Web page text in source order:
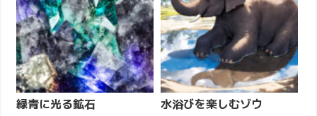
緑青に光る鉱石 水浴びを楽しむゾウ